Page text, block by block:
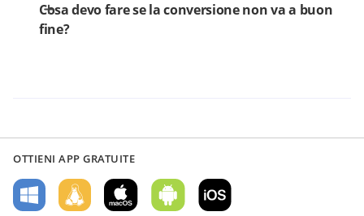
Cosa devo fare se la conversione non va a buon
fine?
OTTIENI APP GRATUITE